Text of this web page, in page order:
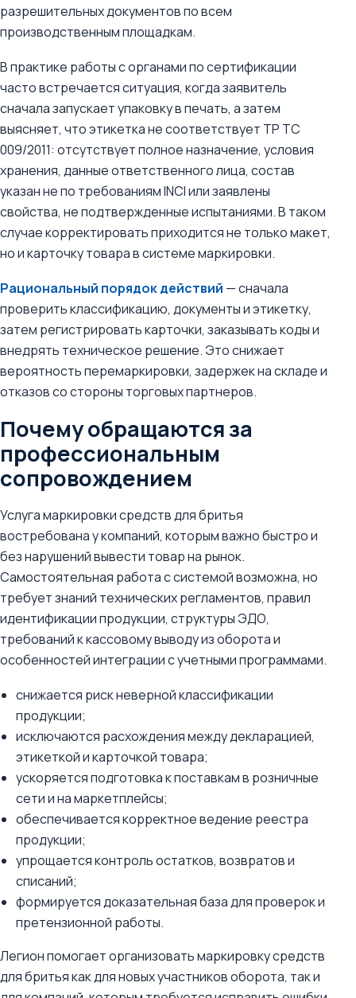
разрешительных документов по всем
производственным площадкам.
В практике работы с органами по сертификации
часто встречается ситуация, когда заявитель
сначала запускает упаковку в печать, а затем
выясняет, что этикетка не соответствует ТР ТС
009/2011: отсутствует полное назначение, условия
хранения, данные ответственного лица, состав
указан не по требованиям INCI или заявлены
свойства, не подтвержденные испытаниями. В таком
случае корректировать приходится не только макет,
но и карточку товара в системе маркировки.
Рациональный порядок действий — сначала
проверить классификацию, документы и этикетку,
затем регистрировать карточки, заказывать коды и
внедрять техническое решение. Это снижает
вероятность перемаркировки, задержек на складе и
отказов со стороны торговых партнеров.
Почему обращаются за
профессиональным
сопровождением
Услуга маркировки средств для бритья
востребована у компаний, которым важно быстро и
без нарушений вывести товар на рынок.
Самостоятельная работа с системой возможна, но
требует знаний технических регламентов, правил
идентификации продукции, структуры ЭДО,
требований к кассовому выводу из оборота и
особенностей интеграции с учетными программами.
снижается риск неверной классификации
продукции;
исключаются расхождения между декларацией,
этикеткой и карточкой товара;
ускоряется подготовка к поставкам в розничные
сети и на маркетплейсы;
обеспечивается корректное ведение реестра
продукции;
упрощается контроль остатков, возвратов и
списаний;
формируется доказательная база для проверок и
претензионной работы.
Легион помогает организовать маркировку средств
для бритья как для новых участников оборота, так и